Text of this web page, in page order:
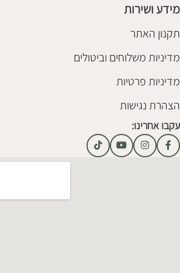
מידע ושירות
תקנון האתר
מדיניות משלוחים וביטולים
מדיניות פרטיות
הצהרת נגישות
עקבו אחרינו: